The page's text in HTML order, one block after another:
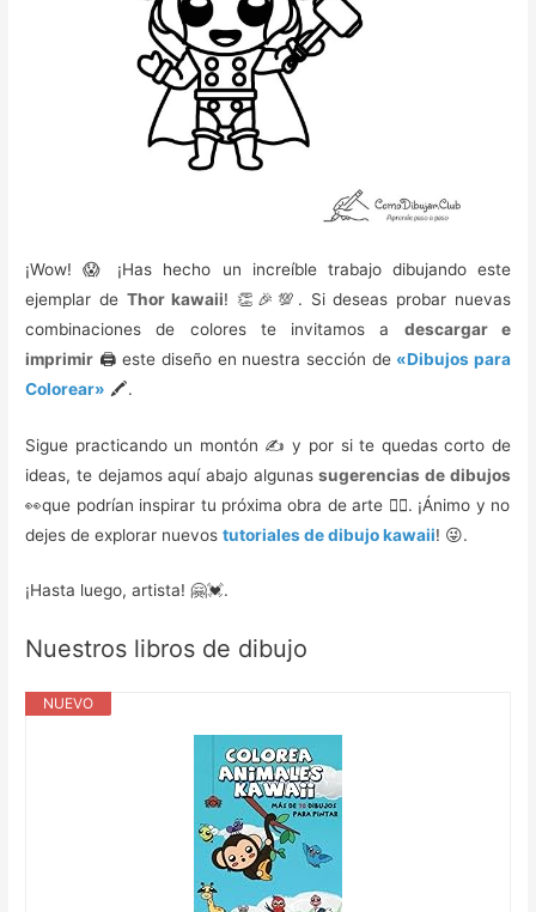
¡Wow! 😱 ¡Has hecho un increíble trabajo dibujando este
ejemplar de Thor kawaii! 👏🎉💯. Si deseas probar nuevas
combinaciones de colores te invitamos a descargar e
imprimir 🖨️ este diseño en nuestra sección de «Dibujos para
Colorear» 🖍️.
Sigue practicando un montón ✍️ y por si te quedas corto de
ideas, te dejamos aquí abajo algunassugerencias de dibujos
👀que podrían inspirar tu próxima obra de arte 🙇‍♀️. ¡Ánimo y no
dejes de explorar nuevostutoriales de dibujo kawaii! 😜.
¡Hasta luego, artista! 🤗💓.
Nuestros libros de dibujo
NUEVO